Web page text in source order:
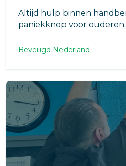
Altijd hulp binnen
paniekknop voor
mogelijkheden.
Beveiligd Nederland